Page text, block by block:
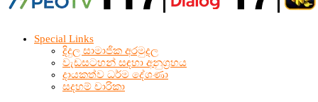
Special Links
දිදුල සාමාජික අරමුදල
වැඩසටහන් සඳහා අනුග්‍රහය
දායකත්ව ධර්ම දේශණා
සදහම් චාරිකා